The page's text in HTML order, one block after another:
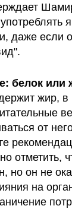
даже если
жир, в
от
отметить,
но он не
на